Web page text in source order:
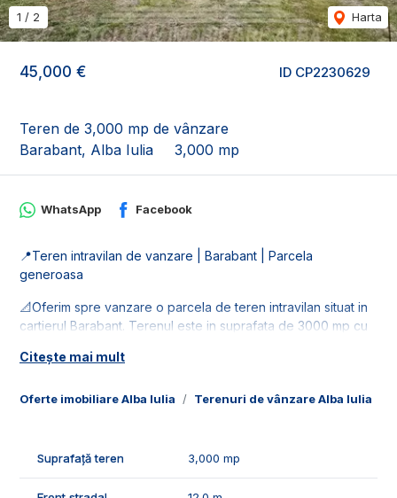
ID CP2230629
45,000 €
Teren de 3,000 mp de vânzare
Barabant, Alba Iulia
3,000 mp
1 / 2 Harta
Oferte imobiliare Alba Iulia Terenuri de vânzare Alba Iulia
WhatsApp Facebook
📍Teren intravilan de vanzare | Barabant | Parcela
generoasa
📐Oferim spre vanzare o parcela de teren intravilan situat in
cartierul Barabant. Terenul este in suprafata de 3000 mp cu
canalizare.
traverseaza, si o teava de gaz care este la limita terenului.
Citește mai mult
Suprafață teren 3,000 mp